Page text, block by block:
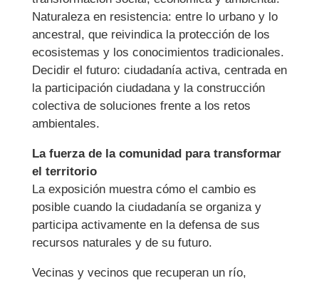
Naturaleza en resistencia: entre lo urbano y lo
ancestral, que reivindica la protección de los
ecosistemas y los conocimientos tradicionales.
Decidir el futuro: ciudadanía activa, centrada en
la participación ciudadana y la construcción
colectiva de soluciones frente a los retos
ambientales.
La fuerza de la comunidad para transformar
el territorio
La exposición muestra cómo el cambio es
posible cuando la ciudadanía se organiza y
participa activamente en la defensa de sus
recursos naturales y de su futuro.
Vecinas y vecinos que recuperan un río,